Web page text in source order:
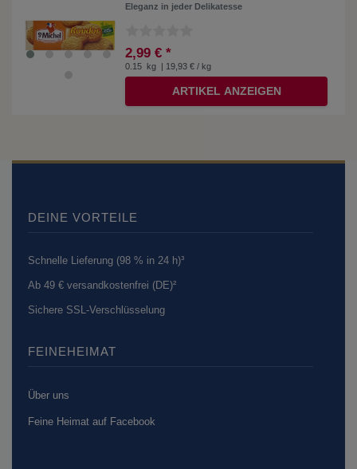
Eleganz in jeder Delikatesse
2,99 € *
0.15 kg | 19,93 € / kg
ARTIKEL ANZEIGEN
DEINE VORTEILE
Schnelle Lieferung (98 % in 24 h)³
Ab 49 € versandkostenfrei (DE)²
Sichere SSL-Verschlüsselung
FEINEHEIMAT
Über uns
Feine Heimat auf Facebook